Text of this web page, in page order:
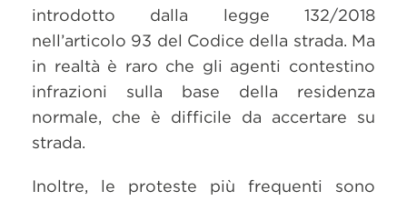
introdotto dalla legge 132/2018
nell’articolo 93 del Codice della strada. Ma
in realtà è raro che gli agenti contestino
infrazioni sulla base della residenza
normale, che è difficile da accertare su
strada.
Inoltre, le proteste più frequenti sono